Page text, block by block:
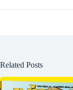
Related Posts